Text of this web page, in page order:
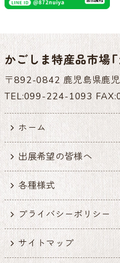
かごしま特産品市場「
〒892-0842 鹿児島県鹿
TEL:099-224-1093
ホーム
出展希望の皆様へ
各種様式
プライバシーポリシー
サイトマップ